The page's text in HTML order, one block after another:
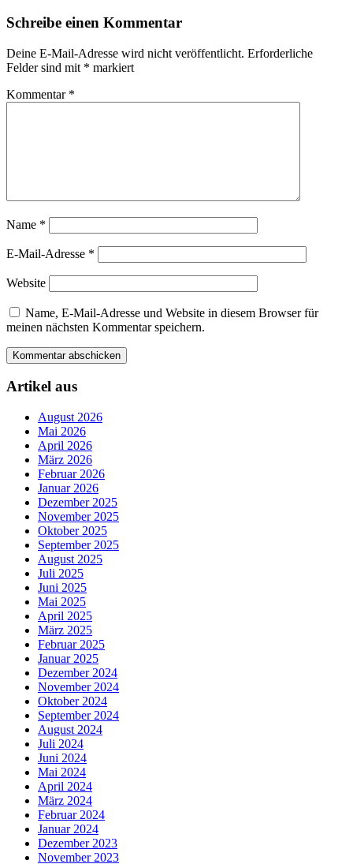
Schreibe einen Kommentar
Deine E-Mail-Adresse wird nicht veröffentlicht. Erforderliche
Felder sind mit * markiert
Kommentar *
Name *
E-Mail-Adresse *
Website
Name, E-Mail-Adresse und Website in diesem Browser für
meinen nächsten Kommentar speichern.
Artikel aus
August 2026
Mai 2026
April 2026
März 2026
Februar 2026
Januar 2026
Dezember 2025
November 2025
Oktober 2025
September 2025
August 2025
Juli 2025
Juni 2025
Mai 2025
April 2025
März 2025
Februar 2025
Januar 2025
Dezember 2024
November 2024
Oktober 2024
September 2024
August 2024
Juli 2024
Juni 2024
Mai 2024
April 2024
März 2024
Februar 2024
Januar 2024
Dezember 2023
November 2023